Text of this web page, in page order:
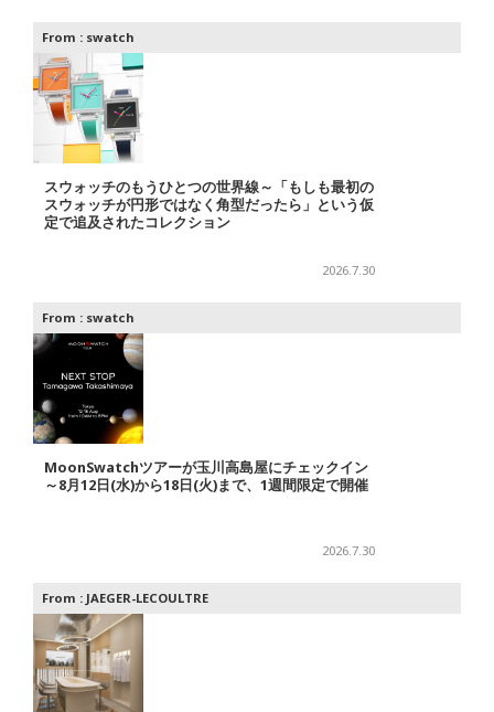
From : swatch
スウォッチのもうひとつの世界線～「もしも最初の
スウォッチが円形ではなく角型だったら」という仮
定で追及されたコレクション
2026.7.30
From : swatch
MoonSwatchツアーが玉川高島屋にチェックイン
～8月12日(水)から18日(火)まで、1週間限定で開催
2026.7.30
From : JAEGER-LECOULTRE